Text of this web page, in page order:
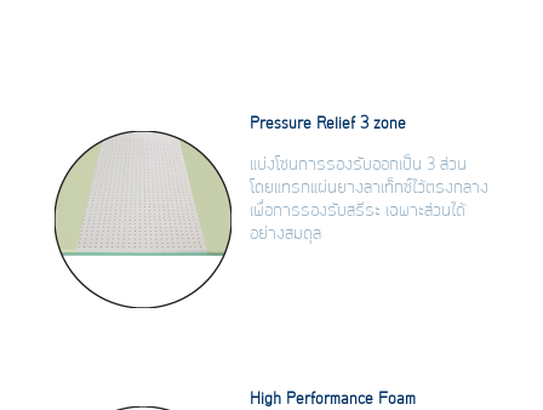
Pressure Relief 3 zone
แบ่งโซนการรองรับออกเป็น 3 ส่วน
โดยแทรกแผ่นยางลาเท็กซ์ไว้ตรงกลาง
เพื่อการรองรับสรีระ เฉพาะส่วนได้
อย่างสมดุล
High Performance Foam